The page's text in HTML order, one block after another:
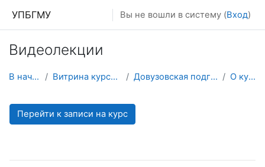
УПБГМУ Вы не вошли в систему (Вход)
Видеолекции
В начало Витрина курсов 3KL Довузовская подготовка О курсе
Перейти к записи на курс